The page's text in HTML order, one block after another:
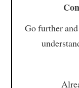
Go further